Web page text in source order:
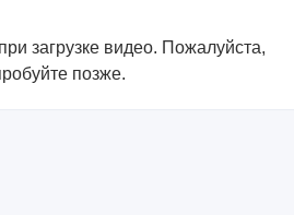
загрузке видео. Пожалуйста,
позже.